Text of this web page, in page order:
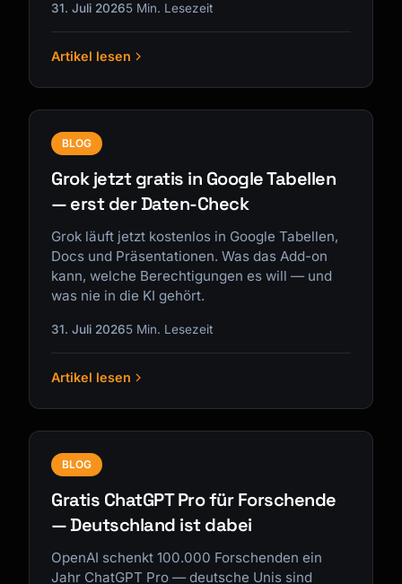
31. Juli 20265 Min. Lesezeit
Artikel lesen
BLOG
Grok jetzt gratis in Google Tabellen
— erst der Daten-Check
Grok läuft jetzt kostenlos in Google Tabellen,
Docs und Präsentationen. Was das Add-on
kann, welche Berechtigungen es will — und
was nie in die KI gehört.
31. Juli 20265 Min. Lesezeit
Artikel lesen
BLOG
Gratis ChatGPT Pro für Forschende
— Deutschland ist dabei
OpenAI schenkt 100.000 Forschenden ein
Jahr ChatGPT Pro — deutsche Unis sind